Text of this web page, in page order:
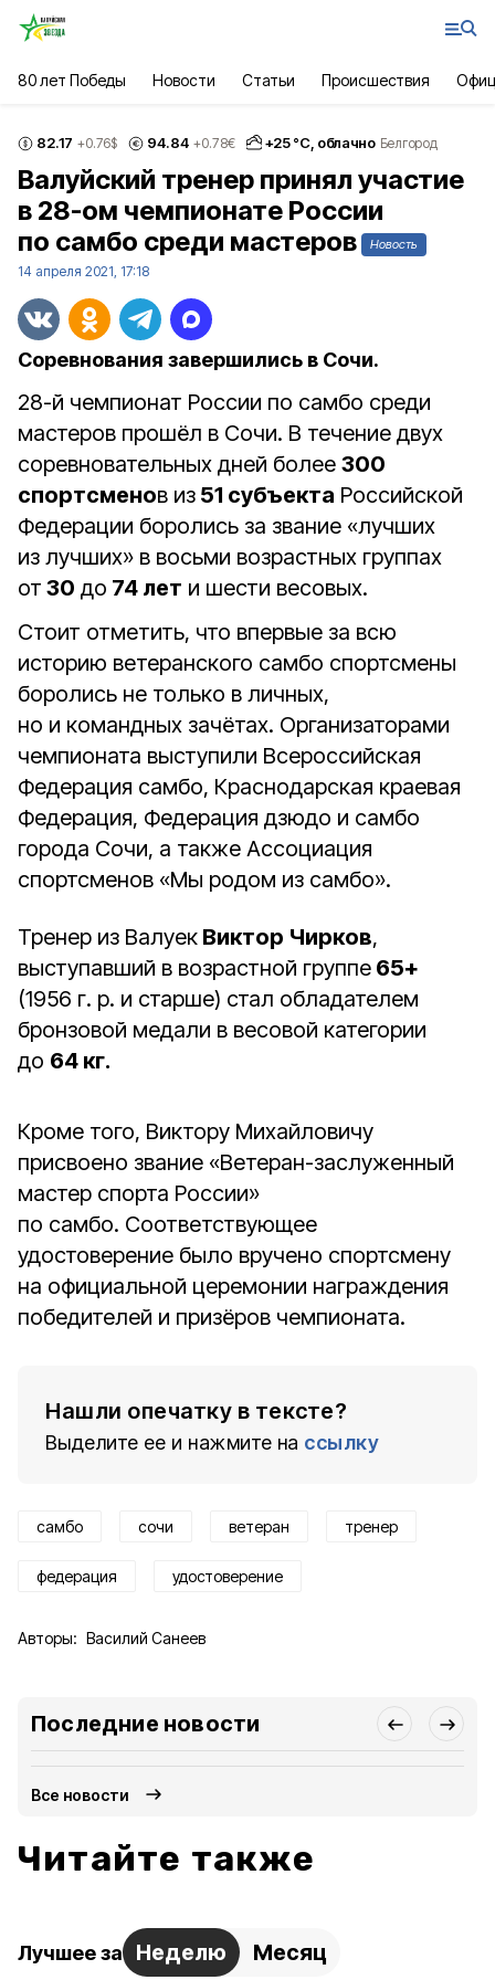
80 лет Победы Новости Статьи Происшествия
82.17 +0.76$ 94.84 +0.78€ +25°С, облачно Белгород
Валуйский тренер принял участие
в 28-ом чемпионате России
по самбо среди мастеров
Новость
14 апреля 2021, 17:18
Соревнования завершились в Сочи.
28-й чемпионат России по самбо среди
мастеров прошёл в Сочи. В течение двух
соревновательных дней более 300
спортсменов из 51 субъекта Российской
Федерации боролись за звание «лучших
из лучших» в восьми возрастных группах
от 30 до 74 лет и шести весовых.
Стоит отметить, что впервые за всю
историю ветеранского самбо спортсмены
боролись не только в личных,
но и командных зачётах. Организаторами
чемпионата выступили Всероссийская
Федерация самбо, Краснодарская краевая
Федерация, Федерация дзюдо и самбо
города Сочи, а также Ассоциация
спортсменов «Мы родом из самбо».
Тренер из Валуек Виктор Чирков,
выступавший в возрастной группе 65+
(1956 г. р. и старше) стал обладателем
бронзовой медали в весовой категории
до 64 кг.
Кроме того, Виктору Михайловичу
присвоено звание «Ветеран-заслуженный
мастер спорта России»
по самбо. Соответствующее
удостоверение было вручено спортсмену
на официальной церемонии награждения
победителей и призёров чемпионата.
Нашли опечатку в тексте?
Выделите ее и нажмите на ссылку
самбо сочи ветеран тренер
федерация удостоверение
Авторы: Василий Санеев
Последние новости
Все новости
Читайте также
Лучшее за Неделю Месяц